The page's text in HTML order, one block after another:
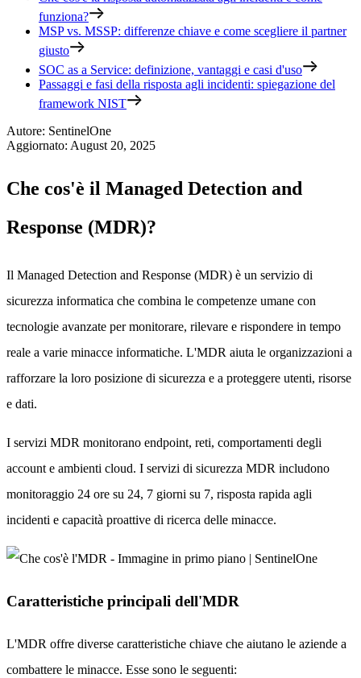
funziona?
MSP vs. MSSP: differenze chiave e come scegliere il partner
giusto
SOC as a Service: definizione, vantaggi e casi d'uso
Passaggi e fasi della risposta agli incidenti: spiegazione del
framework NIST
Autore: SentinelOne
Aggiornato: August 20, 2025
Che cos'è il Managed Detection and
Response (MDR)?
Il Managed Detection and Response (MDR) è un servizio di
sicurezza informatica che combina le competenze umane con
tecnologie avanzate per monitorare, rilevare e rispondere in tempo
reale a varie minacce informatiche. L'MDR aiuta le organizzazioni a
rafforzare la loro posizione di sicurezza e a proteggere utenti, risorse
e dati.
I servizi MDR monitorano endpoint, reti, comportamenti degli
account e ambienti cloud. I servizi di sicurezza MDR includono
monitoraggio 24 ore su 24, 7 giorni su 7, risposta rapida agli
incidenti e capacità proattive di ricerca delle minacce.
Caratteristiche principali dell'MDR
L'MDR offre diverse caratteristiche chiave che aiutano le aziende a
combattere le minacce. Esse sono le seguenti: